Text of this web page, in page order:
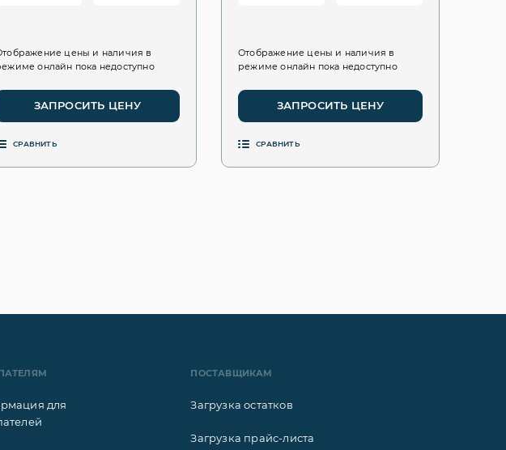
цены и наличия в
онлайн пока недоступно
ЗАПРОСИТЬ ЦЕНУ
СРАВНИТЬ
Отображение цены и наличия в
режиме онлайн пока недоступно
ЗАПРОСИТЬ ЦЕНУ
СРАВНИТЬ
для
ПОСТАВЩИКАМ
Загрузка остатков
Загрузка прайс-листа